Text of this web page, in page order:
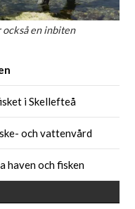
en inbiten
i Skellefteå
och vattenvård
haven och fisken